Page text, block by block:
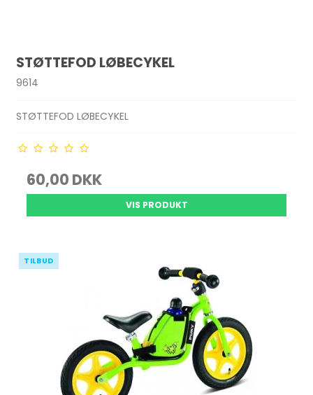
STØTTEFOD LØBECYKEL
9614
STØTTEFOD LØBECYKEL
60,00 DKK
VIS PRODUKT
TILBUD